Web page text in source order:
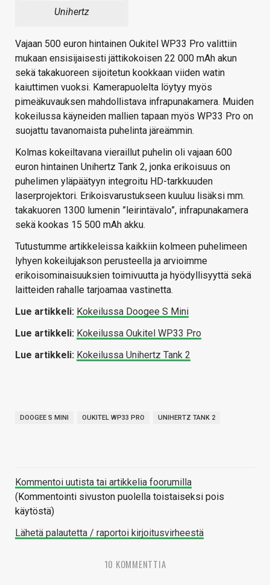
Unihertz
Vajaan 500 euron hintainen Oukitel WP33 Pro valittiin
mukaan ensisijaisesti jättikokoisen 22 000 mAh akun
sekä takakuoreen sijoitetun kookkaan viiden watin
kaiuttimen vuoksi. Kamerapuolelta löytyy myös
pimeäkuvauksen mahdollistava infrapunakamera. Muiden
kokeilussa käyneiden mallien tapaan myös WP33 Pro on
suojattu tavanomaista puhelinta järeämmin.
Kolmas kokeiltavana vieraillut puhelin oli vajaan 600
euron hintainen Unihertz Tank 2, jonka erikoisuus on
puhelimen yläpäätyyn integroitu HD-tarkkuuden
laserprojektori. Erikoisvarustukseen kuuluu lisäksi mm.
takakuoren 1300 lumenin ”leirintävalo”, infrapunakamera
sekä kookas 15 500 mAh akku.
Tutustumme artikkeleissa kaikkiin kolmeen puhelimeen
lyhyen kokeilujakson perusteella ja arvioimme
erikoisominaisuuksien toimivuutta ja hyödyllisyyttä sekä
laitteiden rahalle tarjoamaa vastinetta.
Lue artikkeli: Kokeilussa Doogee S Mini
Lue artikkeli: Kokeilussa Oukitel WP33 Pro
Lue artikkeli: Kokeilussa Unihertz Tank 2
DOOGEE S MINI OUKITEL WP33 PRO UNIHERTZ TANK 2
Kommentoi uutista tai artikkelia foorumilla
(Kommentointi sivuston puolella toistaiseksi pois
käytöstä)
Lähetä palautetta / raportoi kirjoitusvirheestä
10 KOMMENTTIA